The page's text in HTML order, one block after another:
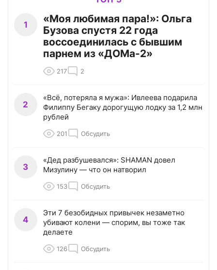
1
«Моя любимая пара!»: Ольга
Бузова спустя 22 года
воссоединилась с бывшим
парнем из «ДОМа-2»
217 2
2
«Всё, потеряла я мужа»: Ивлеева подарила
Филиппу Бегаку дорогущую лодку за 1,2 млн
рублей
201 Обсудить
3
«Дед разбушевался»: SHAMAN довел
Мизулину — что он натворил
153 Обсудить
4
Эти 7 безобидных привычек незаметно
убивают колени — спорим, вы тоже так
делаете
126 Обсудить